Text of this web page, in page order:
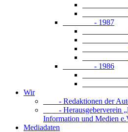
- 03-
- 04-
- 1987
- 01-
- 02-
- 03-
- 04-
- 1986
- 01-
- 02-
Wir
- Redaktionen der
- Herausgeberverein
Information und Medien
Mediadaten